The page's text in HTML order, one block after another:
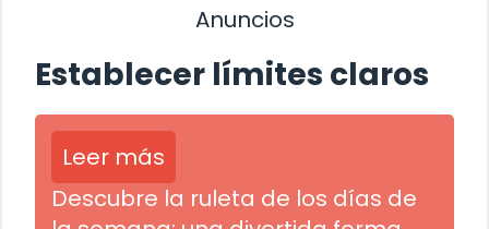
Anuncios
Establecer límites claros
Leer más
Descubre la ruleta de los días de